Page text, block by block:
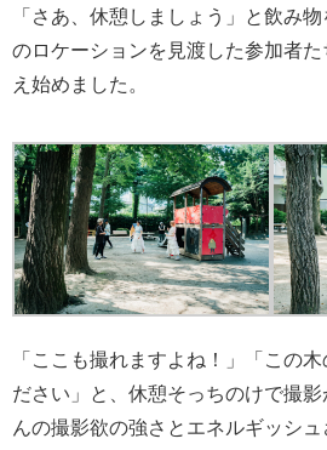
「さあ、休憩しましょう」と飲み
のロケーションを見渡した参加者
え始めました。
「ここも撮れますよね！」「この
ださい」と、休憩そっちのけで撮
んの撮影欲の強さとエネルギッシ